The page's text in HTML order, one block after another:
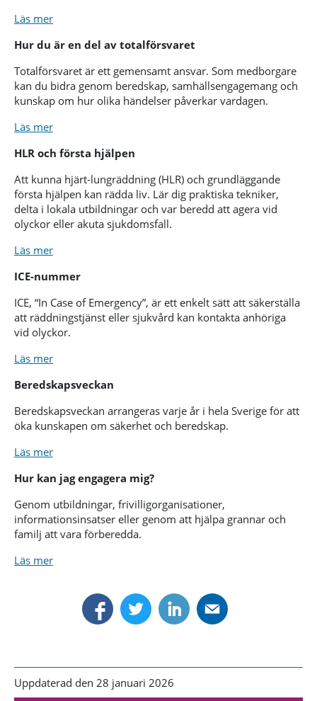
Läs mer
Hur du är en del av totalförsvaret
Totalförsvaret är ett gemensamt ansvar. Som medborgare
kan du bidra genom beredskap, samhällsengagemang och
kunskap om hur olika händelser påverkar vardagen.
Läs mer
HLR och första hjälpen
Att kunna hjärt-lungräddning (HLR) och grundläggande
första hjälpen kan rädda liv. Lär dig praktiska tekniker,
delta i lokala utbildningar och var beredd att agera vid
olyckor eller akuta sjukdomsfall.
Läs mer
ICE-nummer
ICE, “In Case of Emergency”, är ett enkelt sätt att säkerställa
att räddningstjänst eller sjukvård kan kontakta anhöriga
vid olyckor.
Läs mer
Beredskapsveckan
Beredskapsveckan arrangeras varje år i hela Sverige för att
öka kunskapen om säkerhet och beredskap.
Läs mer
Hur kan jag engagera mig?
Genom utbildningar, frivilligorganisationer,
informationsinsatser eller genom att hjälpa grannar och
familj att vara förberedda.
Läs mer
Uppdaterad den 28 januari 2026